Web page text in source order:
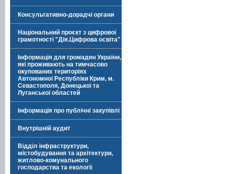
Консультативно-дорадчі органи
Національний проєкт з цифрової
грамотності "Дія.Цифрова освіта"
Інформація для громадян України,
які проживають на тимчасово
окупованих територіях
Автономної Республіки Крим, м.
Севастополя, Донецької та
Луганської областей
Інформація про публічні закупівлі
Внутрішній аудит
Відділ інфраструктури,
містобудування та архітектури,
житлово-комунального
господарства та екології